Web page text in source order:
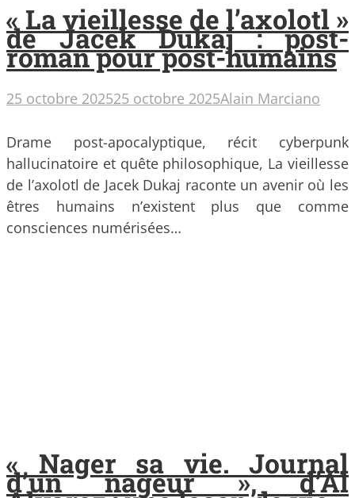
« La vieillesse de l’axolotl »
de Jacek Dukaj : post-
roman pour post-humains
25 octobre 202525 octobre 2025Alain Marciano
Drame post-apocalyptique, récit cyberpunk
hallucinatoire et quête philosophique, La vieillesse
de l’axolotl de Jacek Dukaj raconte un avenir où les
êtres humains n’existent plus que comme
consciences numérisées…
« Nager sa vie. Journal
d’un nageur », d’Al